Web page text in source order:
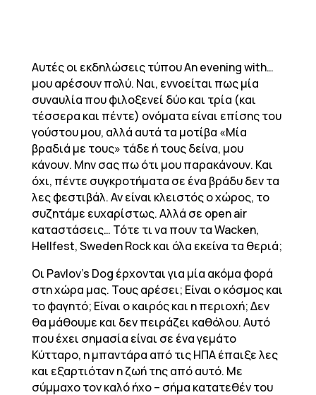
Αυτές οι εκδηλώσεις τύπου An evening with…
μου αρέσουν πολύ. Ναι, εννοείται πως μία
συναυλία που φιλοξενεί δύο και τρία (και
τέσσερα και πέντε) ονόματα είναι επίσης του
γούστου μου, αλλά αυτά τα μοτίβα «Μία
βραδιά με τους» τάδε ή τους δείνα, μου
κάνουν. Μην σας πω ότι μου παρακάνουν. Και
όχι, πέντε συγκροτήματα σε ένα βράδυ δεν τα
λες φεστιβάλ. Αν είναι κλειστός ο χώρος, το
συζητάμε ευχαρίστως. Αλλά σε open air
καταστάσεις… Τότε τι να πουν τα Wacken,
Hellfest, Sweden Rock και όλα εκείνα τα θεριά;
Οι Pavlov’s Dog έρχονται για μία ακόμα φορά
στη χώρα μας. Τους αρέσει; Είναι ο κόσμος και
το φαγητό; Είναι ο καιρός και η περιοχή; Δεν
θα μάθουμε και δεν πειράζει καθόλου. Αυτό
που έχει σημασία είναι σε ένα γεμάτο
Κύτταρο, η μπαντάρα από τις ΗΠΑ έπαιξε λες
και εξαρτιόταν η ζωή της από αυτό. Με
σύμμαχο τον καλό ήχο – σήμα κατατεθέν του